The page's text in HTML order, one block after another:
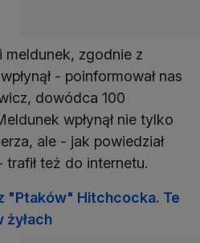
zgodnie z
- poinformował nas
dowódca 100
wpłynął nie tylko
ale - jak powiedział
trafił też do internetu.
"Ptaków" Hitchcocka. Te
żyłach